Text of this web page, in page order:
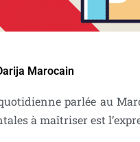
Marocain
parlée au
à maîtriser est